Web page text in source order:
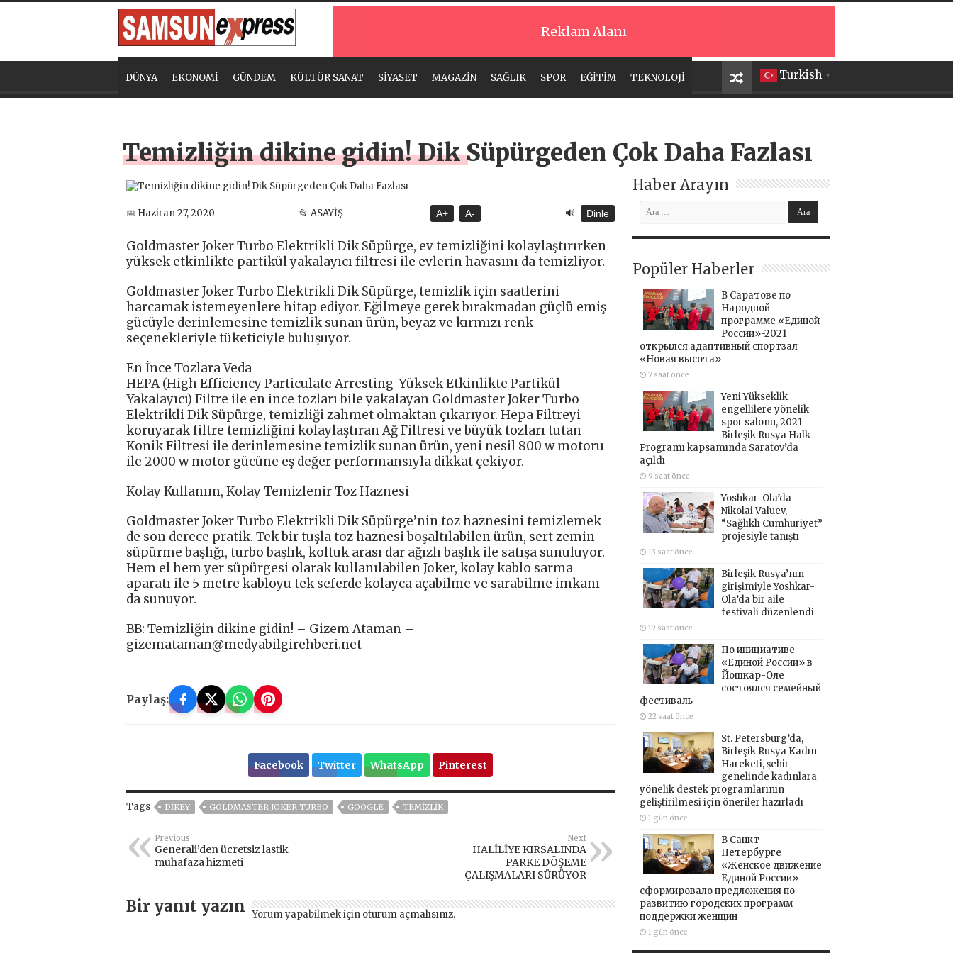
Reklam Alanı
Turkish ▼
DÜNYA EKONOMİ GÜNDEM KÜLTÜR SANAT SİYASET MAGAZİN SAĞLIK SPOR EĞİTİM TEKNOLOJİ
Temizliğin dikine gidin! Dik Süpürgeden Çok Daha Fazlası
📅 Haziran 27, 2020 📂 ASAYİŞ A+ A- 🔊 Dinle
Goldmaster Joker Turbo Elektrikli Dik Süpürge, ev temizliğini kolaylaştırırken
yüksek etkinlikte partikül yakalayıcı filtresi ile evlerin havasını da temizliyor.
Goldmaster Joker Turbo Elektrikli Dik Süpürge, temizlik için saatlerini
harcamak istemeyenlere hitap ediyor. Eğilmeye gerek bırakmadan güçlü emiş
gücüyle derinlemesine temizlik sunan ürün, beyaz ve kırmızı renk
seçenekleriyle tüketiciyle buluşuyor.
En İnce Tozlara Veda
HEPA (High Efficiency Particulate Arresting-Yüksek Etkinlikte Partikül
Yakalayıcı) Filtre ile en ince tozları bile yakalayan Goldmaster Joker Turbo
Elektrikli Dik Süpürge, temizliği zahmet olmaktan çıkarıyor. Hepa Filtreyi
koruyarak filtre temizliğini kolaylaştıran Ağ Filtresi ve büyük tozları tutan
Konik Filtresi ile derinlemesine temizlik sunan ürün, yeni nesil 800 w motoru
ile 2000 w motor gücüne eş değer performansıyla dikkat çekiyor.
Kolay Kullanım, Kolay Temizlenir Toz Haznesi
Goldmaster Joker Turbo Elektrikli Dik Süpürge’nin toz haznesini temizlemek
de son derece pratik. Tek bir tuşla toz haznesi boşaltılabilen ürün, sert zemin
süpürme başlığı, turbo başlık, koltuk arası dar ağızlı başlık ile satışa sunuluyor.
Hem el hem yer süpürgesi olarak kullanılabilen Joker, kolay kablo sarma
aparatı ile 5 metre kabloyu tek seferde kolayca açabilme ve sarabilme imkanı
da sunuyor.
BB: Temizliğin dikine gidin! – Gizem Ataman –
gizemataman@medyabilgirehberi.net
Paylaş:
Facebook Twitter WhatsApp Pinterest
Tags DIKEY GOLDMASTER JOKER TURBO GOOGLE TEMIZLIK
Previous
Generali’den ücretsiz lastik
muhafaza hizmeti
Next
HALİLİYE KIRSALINDA
PARKE DÖŞEME
ÇALIŞMALARI SÜRÜYOR
Bir yanıt yazın Yorum yapabilmek için oturum açmalısınız.
Haber Arayın
Popüler Haberler
В Саратове по
Народной
программе «Единой
России»-2021
открылся адаптивный спортзал
«Новая высота»
7 saat önce
Yeni Yükseklik
engellilere yönelik
spor salonu, 2021
Birleşik Rusya Halk
Programı kapsamında Saratov’da
açıldı
9 saat önce
Yoshkar-Ola’da
Nikolai Valuev,
“Sağlıklı Cumhuriyet”
projesiyle tanıştı
13 saat önce
Birleşik Rusya’nın
girişimiyle Yoshkar-
Ola’da bir aile
festivali düzenlendi
19 saat önce
По инициативе
«Единой России» в
Йошкар-Оле
состоялся семейный
фестиваль
22 saat önce
St. Petersburg’da,
Birleşik Rusya Kadın
Hareketi, şehir
genelinde kadınlara
yönelik destek programlarının
geliştirilmesi için öneriler hazırladı
1 gün önce
В Санкт-
Петербурге
«Женское движение
Единой России»
сформировало предложения по
развитию городских программ
поддержки женщин
1 gün önce